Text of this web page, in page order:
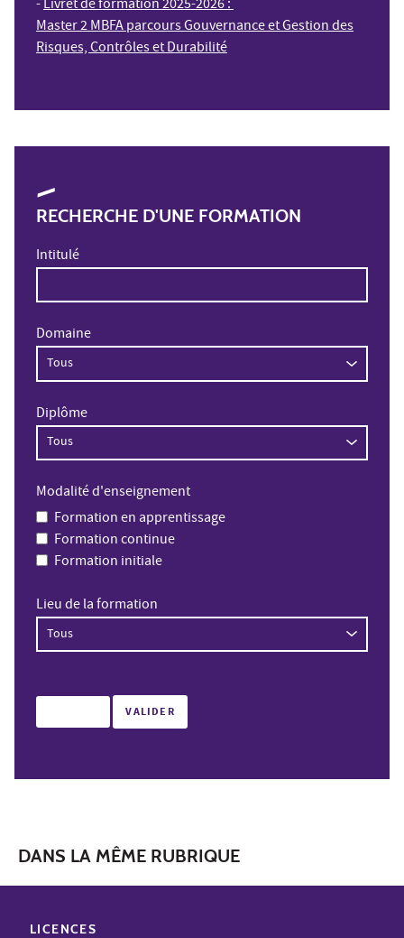
-Livret de formation 2025-2026 :
Master 2 MBFA parcours Gouvernance et Gestion des
Risques, Contrôles et Durabilité
RECHERCHE D'UNE FORMATION
Intitulé
Domaine
Diplôme
Modalité d'enseignement
Formation en apprentissage
Formation continue
Formation initiale
Lieu de la formation
DANS LA MÊME RUBRIQUE
LICENCES